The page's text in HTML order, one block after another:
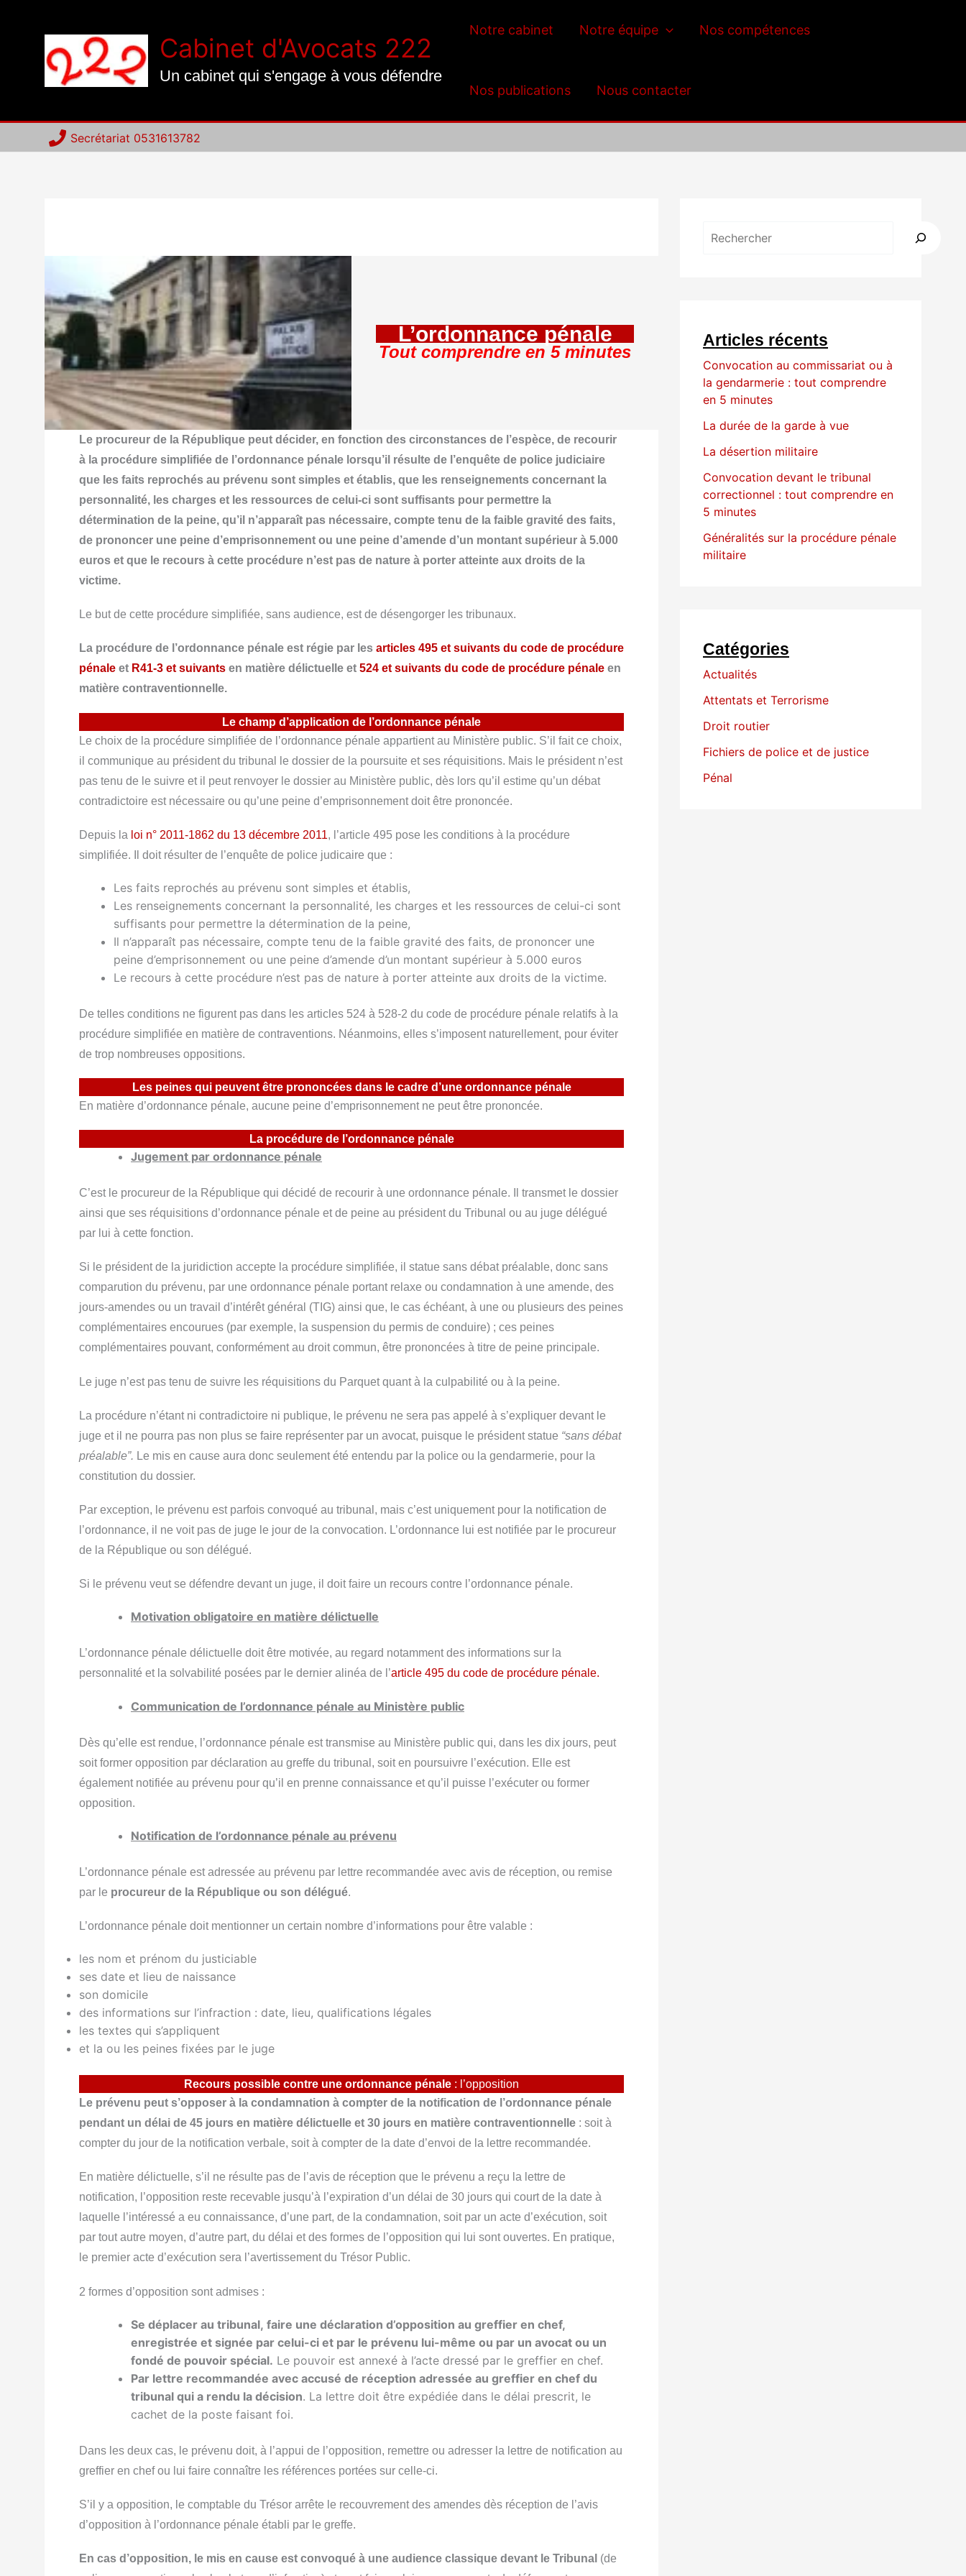
Cabinet d'Avocats 222
Un cabinet qui s'engage à vous défendre
Notre cabinet Notre équipe Nos compétences
Nos publications Nous contacter
Secrétariat 0531613782
L’ordonnance pénale
Tout comprendre en 5 minutes
Le procureur de la République peut décider, en fonction des circonstances de l’espèce, de recourir
à la procédure simplifiée de l’ordonnance pénale lorsqu’il résulte de l’enquête de police judiciaire
que les faits reprochés au prévenu sont simples et établis, que les renseignements concernant la
personnalité, les charges et les ressources de celui-ci sont suffisants pour permettre la
détermination de la peine, qu’il n’apparaît pas nécessaire, compte tenu de la faible gravité des faits,
de prononcer une peine d’emprisonnement ou une peine d’amende d’un montant supérieur à 5.000
euros et que le recours à cette procédure n’est pas de nature à porter atteinte aux droits de la
victime.
Le but de cette procédure simplifiée, sans audience, est de désengorger les tribunaux.
La procédure de l’ordonnance pénale est régie par les articles 495 et suivants du code de procédure
pénale et R41-3 et suivants en matière délictuelle et 524 et suivants du code de procédure pénale en
matière contraventionnelle.
Le champ d’application de l’ordonnance pénale
Le choix de la procédure simplifiée de l’ordonnance pénale appartient au Ministère public. S’il fait ce choix,
il communique au président du tribunal le dossier de la poursuite et ses réquisitions. Mais le président n’est
pas tenu de le suivre et il peut renvoyer le dossier au Ministère public, dès lors qu’il estime qu’un débat
contradictoire est nécessaire ou qu’une peine d’emprisonnement doit être prononcée.
Depuis la loi n° 2011-1862 du 13 décembre 2011, l’article 495 pose les conditions à la procédure
simplifiée. Il doit résulter de l’enquête de police judicaire que :
Les faits reprochés au prévenu sont simples et établis,
Les renseignements concernant la personnalité, les charges et les ressources de celui-ci sont
suffisants pour permettre la détermination de la peine,
Il n’apparaît pas nécessaire, compte tenu de la faible gravité des faits, de prononcer une
peine d’emprisonnement ou une peine d’amende d’un montant supérieur à 5.000 euros
Le recours à cette procédure n’est pas de nature à porter atteinte aux droits de la victime.
De telles conditions ne figurent pas dans les articles 524 à 528-2 du code de procédure pénale relatifs à la
procédure simplifiée en matière de contraventions. Néanmoins, elles s’imposent naturellement, pour éviter
de trop nombreuses oppositions.
Les peines qui peuvent être prononcées dans le cadre d’une ordonnance pénale
En matière d’ordonnance pénale, aucune peine d’emprisonnement ne peut être prononcée.
La procédure de l’ordonnance pénale
Jugement par ordonnance pénale
C’est le procureur de la République qui décidé de recourir à une ordonnance pénale. Il transmet le dossier
ainsi que ses réquisitions d’ordonnance pénale et de peine au président du Tribunal ou au juge délégué
par lui à cette fonction.
Si le président de la juridiction accepte la procédure simplifiée, il statue sans débat préalable, donc sans
comparution du prévenu, par une ordonnance pénale portant relaxe ou condamnation à une amende, des
jours-amendes ou un travail d’intérêt général (TIG) ainsi que, le cas échéant, à une ou plusieurs des peines
complémentaires encourues (par exemple, la suspension du permis de conduire) ; ces peines
complémentaires pouvant, conformément au droit commun, être prononcées à titre de peine principale.
Le juge n’est pas tenu de suivre les réquisitions du Parquet quant à la culpabilité ou à la peine.
La procédure n’étant ni contradictoire ni publique, le prévenu ne sera pas appelé à s’expliquer devant le
juge et il ne pourra pas non plus se faire représenter par un avocat, puisque le président statue “sans débat
préalable”. Le mis en cause aura donc seulement été entendu par la police ou la gendarmerie, pour la
constitution du dossier.
Par exception, le prévenu est parfois convoqué au tribunal, mais c’est uniquement pour la notification de
l’ordonnance, il ne voit pas de juge le jour de la convocation. L’ordonnance lui est notifiée par le procureur
de la République ou son délégué.
Si le prévenu veut se défendre devant un juge, il doit faire un recours contre l’ordonnance pénale.
Motivation obligatoire en matière délictuelle
L’ordonnance pénale délictuelle doit être motivée, au regard notamment des informations sur la
personnalité et la solvabilité posées par le dernier alinéa de l’article 495 du code de procédure pénale.
Communication de l’ordonnance pénale au Ministère public
Dès qu’elle est rendue, l’ordonnance pénale est transmise au Ministère public qui, dans les dix jours, peut
soit former opposition par déclaration au greffe du tribunal, soit en poursuivre l’exécution. Elle est
également notifiée au prévenu pour qu’il en prenne connaissance et qu’il puisse l’exécuter ou former
opposition.
Notification de l’ordonnance pénale au prévenu
L’ordonnance pénale est adressée au prévenu par lettre recommandée avec avis de réception, ou remise
par le procureur de la République ou son délégué.
L’ordonnance pénale doit mentionner un certain nombre d’informations pour être valable :
les nom et prénom du justiciable
ses date et lieu de naissance
son domicile
des informations sur l’infraction : date, lieu, qualifications légales
les textes qui s’appliquent
et la ou les peines fixées par le juge
Recours possible contre une ordonnance pénale : l’opposition
Le prévenu peut s’opposer à la condamnation à compter de la notification de l’ordonnance pénale
pendant un délai de 45 jours en matière délictuelle et 30 jours en matière contraventionnelle : soit à
compter du jour de la notification verbale, soit à compter de la date d’envoi de la lettre recommandée.
En matière délictuelle, s’il ne résulte pas de l’avis de réception que le prévenu a reçu la lettre de
notification, l’opposition reste recevable jusqu’à l’expiration d’un délai de 30 jours qui court de la date à
laquelle l’intéressé a eu connaissance, d’une part, de la condamnation, soit par un acte d’exécution, soit
par tout autre moyen, d’autre part, du délai et des formes de l’opposition qui lui sont ouvertes. En pratique,
le premier acte d’exécution sera l’avertissement du Trésor Public.
2 formes d’opposition sont admises :
Se déplacer au tribunal, faire une déclaration d’opposition au greffier en chef,
enregistrée et signée par celui-ci et par le prévenu lui-même ou par un avocat ou un
fondé de pouvoir spécial. Le pouvoir est annexé à l’acte dressé par le greffier en chef.
Par lettre recommandée avec accusé de réception adressée au greffier en chef du
tribunal qui a rendu la décision. La lettre doit être expédiée dans le délai prescrit, le
cachet de la poste faisant foi.
Dans les deux cas, le prévenu doit, à l’appui de l’opposition, remettre ou adresser la lettre de notification au
greffier en chef ou lui faire connaître les références portées sur celle-ci.
S’il y a opposition, le comptable du Trésor arrête le recouvrement des amendes dès réception de l’avis
d’opposition à l’ordonnance pénale établi par le greffe.
En cas d’opposition, le mis en cause est convoqué à une audience classique devant le Tribunal (de
Rechercher
Articles récents
Convocation au commissariat ou à
la gendarmerie : tout comprendre
en 5 minutes
La durée de la garde à vue
La désertion militaire
Convocation devant le tribunal
correctionnel : tout comprendre en
5 minutes
Généralités sur la procédure pénale
militaire
Catégories
Actualités
Attentats et Terrorisme
Droit routier
Fichiers de police et de justice
Pénal